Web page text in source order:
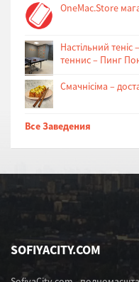
OneMac.Store
Настільний
теннис – Пинг
Cмачнісіма –
Все Заведения
SOFIYACITY.COM